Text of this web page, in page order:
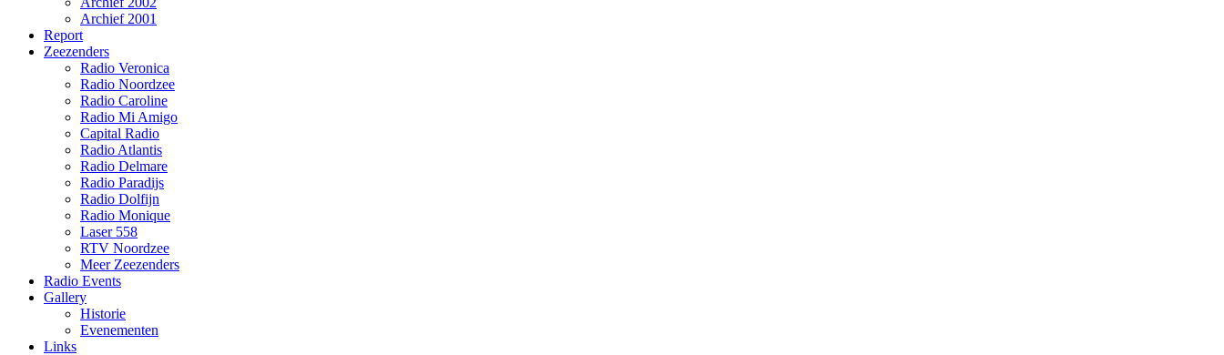
Archief 2001
Report
Zeezenders
Radio Veronica
Radio Noordzee
Radio Caroline
Radio Mi Amigo
Capital Radio
Radio Atlantis
Radio Delmare
Radio Paradijs
Radio Dolfijn
Radio Monique
Laser 558
RTV Noordzee
Meer Zeezenders
Radio Events
Gallery
Historie
Evenementen
Links